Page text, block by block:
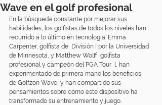
Wave en el golf profesional
En la búsqueda constante por mejorar sus
habilidades, los golfistas de todos los niveles han
recurrido a lo último en tecnología. Emma
Carpenter, golfista de  División I por la Universidad
de Minnesota, y Matthew Wolff, golfista
profesional y campeón del PGA Tour  l, han
experimentado de primera mano los beneficios
de Golfzon Wave, y han compartido sus
pensamientos sobre cómo este dispositivo ha
transformado su entrenamiento y juego.